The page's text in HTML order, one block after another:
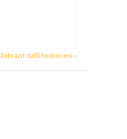
Zobrazit další hodnocení